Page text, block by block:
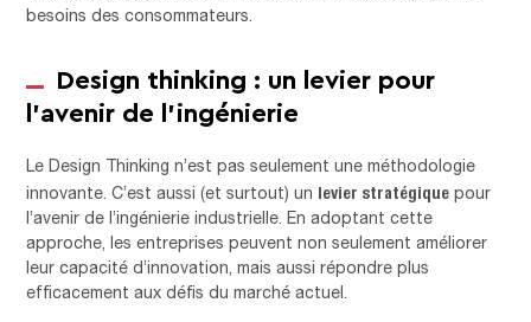
besoins des consommateurs.
Design thinking : un levier pour
l’avenir de l’ingénierie
Le Design Thinking n’est pas seulement une méthodologie
innovante. C’est aussi (et surtout) un levier stratégique pour
l’avenir de l’ingénierie industrielle. En adoptant cette
approche, les entreprises peuvent non seulement améliorer
leur capacité d’innovation, mais aussi répondre plus
efficacement aux défis du marché actuel.